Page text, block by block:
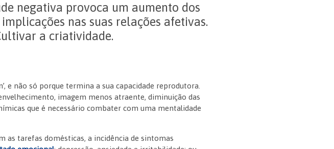
negativa provoca um aumento dos
nas suas relações afetivas.
a criatividade.
e não só porque termina a sua capacidade reprodutora.
imagem menos atraente, diminuição das
que é necessário combater com uma mentalidade
as tarefas domésticas, a incidência de sintomas